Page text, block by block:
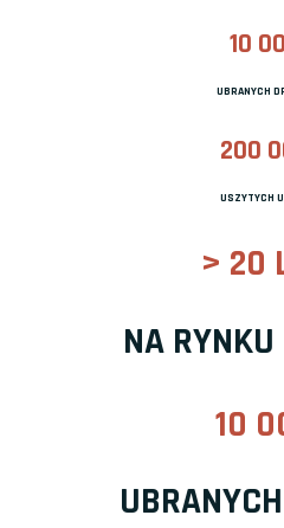
10
UBRANYCH
200
USZYTYCH
> 20
NA
10